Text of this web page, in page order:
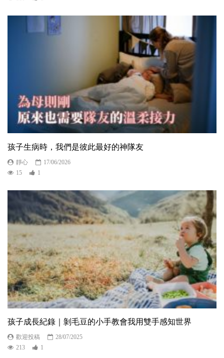
孩子生病時，我們是彼此最好的神隊友
靜心
17/06/2026
15
1
孩子成長紀錄｜剝毛豆的小手教會我用雙手感知世界
歡迎投稿
28/07/2025
213
1